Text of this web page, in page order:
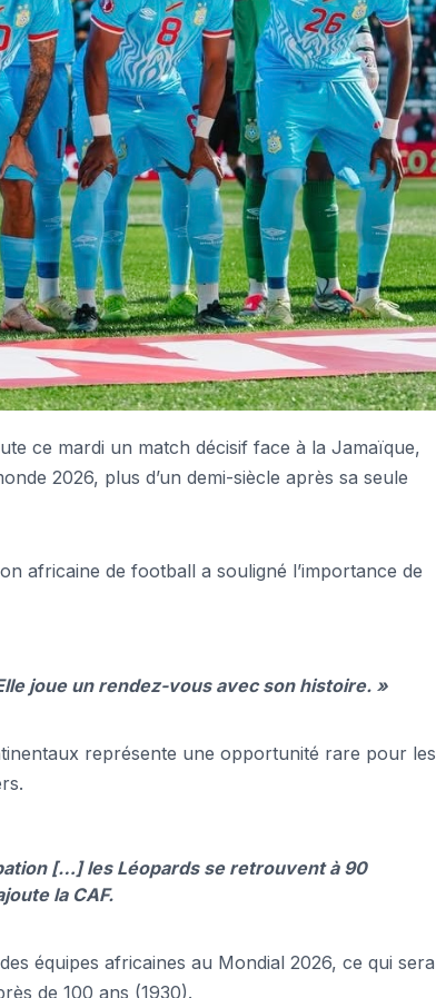
ce mardi un match décisif face à la Jamaïque,
2026, plus d’un demi-siècle après sa seule
africaine de football a souligné l’importance de
joue un rendez-vous avec son histoire. »
représente une opportunité rare pour les
[…] les Léopards se retrouvent à 90
la CAF.
équipes africaines au Mondial 2026, ce qui sera
de 100 ans (1930).